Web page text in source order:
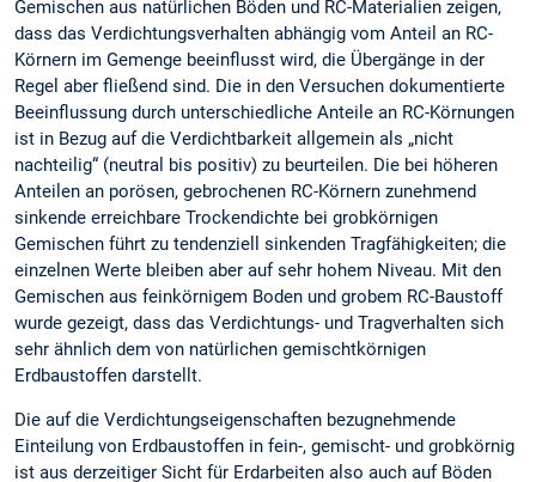
Gemischen aus natürlichen Böden und RC-Materialien zeigen,
dass das Verdichtungsver­halten abhängig vom Anteil an RC-
Körnern im Gemenge beeinflusst wird, die Übergänge in der
Regel aber fließend sind. Die in den Versuchen dokumentierte
Beeinflussung durch unterschiedli­che Anteile an RC-Körnungen
ist in Bezug auf die Verdichtbarkeit allgemein als „nicht
nachteilig“ (neutral bis positiv) zu beurteilen. Die bei höheren
Anteilen an porösen, gebrochenen RC-Körnern zunehmend
sinkende erreichbare Trockendichte bei grobkörnigen
Gemischen führt zu tendenziell sinkenden Tragfähigkeiten; die
einzelnen Werte bleiben aber auf sehr hohem Niveau. Mit den
Ge­mischen aus feinkörnigem Boden und grobem RC-Baustoff
wurde gezeigt, dass das Verdichtungs- und Tragverhalten sich
sehr ähnlich dem von na­türlichen gemischtkörnigen
Erdbaustoffen darstellt.
Die auf die Verdichtungseigenschaften bezugneh­mende
Einteilung von Erdbaustoffen in fein-, ge­mischt- und grobkörnig
ist aus derzeitiger Sicht für Erdarbeiten also auch auf Böden